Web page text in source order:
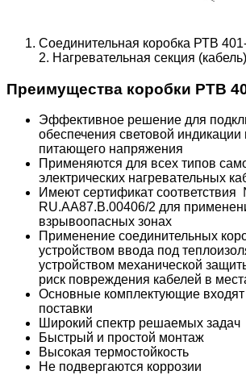
Соединительная коробка РТВ
2. Нагревательная секция (кабель)
Преимущества коробки РТВ
Эффективное решение для
обеспечения световой индикации
питающего напряжения
Применяются для всех типов
электрических нагревательных
Имеют сертификат
RU.AA87.B.00406/2 для
взрывоопасных зонах
Применение соединительных
устройством ввода под
устройством механической
риск повреждения кабелей в
Основные комплектующие входят
поставки
Широкий спектр решаемых задач
Быстрый и простой монтаж
Высокая термостойкость
Не подвергаются коррозии